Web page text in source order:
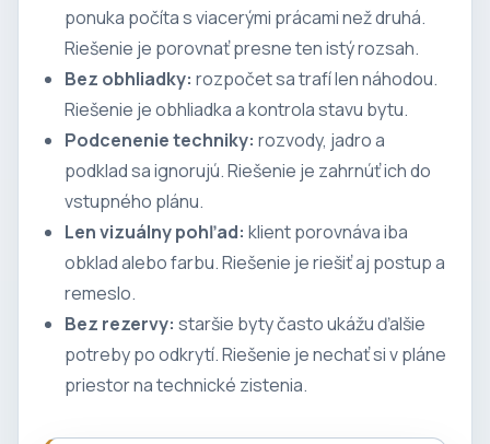
ponuka počíta s viacerými prácami než druhá.
Riešenie je porovnať presne ten istý rozsah.
Bez obhliadky: rozpočet sa trafí len náhodou.
Riešenie je obhliadka a kontrola stavu bytu.
Podcenenie techniky: rozvody, jadro a
podklad sa ignorujú. Riešenie je zahrnúť ich do
vstupného plánu.
Len vizuálny pohľad: klient porovnáva iba
obklad alebo farbu. Riešenie je riešiť aj postup a
remeslo.
Bez rezervy: staršie byty často ukážu ďalšie
potreby po odkrytí. Riešenie je nechať si v pláne
priestor na technické zistenia.